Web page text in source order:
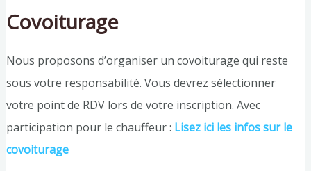
Covoiturage
Nous proposons d’organiser un covoiturage qui reste
sous votre responsabilité. Vous devrez sélectionner
votre point de RDV lors de votre inscription. Avec
participation pour le chauffeur : Lisez ici les infos sur le
covoiturage